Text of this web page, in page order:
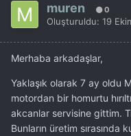
muren 0
Oluşturuldu: 19
Merhaba arkadaşlar,
Yaklaşık olarak 7 ay oldu
motordan bir homurtu
akcanlar servisine gittim.
Bunların üretim sırasında